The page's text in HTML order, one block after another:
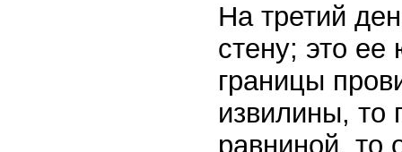
На третий
стену; это ее
границы
извилины, то
равниной, то